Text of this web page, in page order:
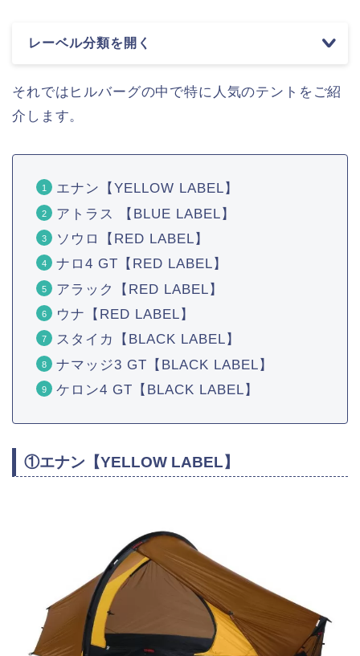
レーベル分類を開く
それではヒルバーグの中で特に人気のテントをご紹
介します。
エナン【YELLOW LABEL】
アトラス 【BLUE LABEL】
ソウロ【RED LABEL】
ナロ4 GT【RED LABEL】
アラック【RED LABEL】
ウナ【RED LABEL】
スタイカ【BLACK LABEL】
ナマッジ3 GT【BLACK LABEL】
ケロン4 GT【BLACK LABEL】
①エナン【YELLOW LABEL】